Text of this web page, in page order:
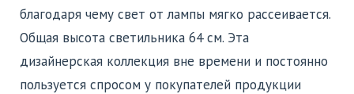
благодаря чему свет от лампы мягко рассеивается.
Общая высота светильника 64 см. Эта
дизайнерская коллекция вне времени и постоянно
пользуется спросом у покупателей продукции